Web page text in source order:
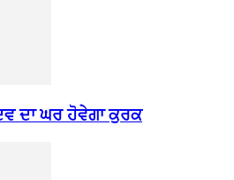
ਦਾ ਘਰ ਹੋਵੇਗਾ ਕੁਰਕ